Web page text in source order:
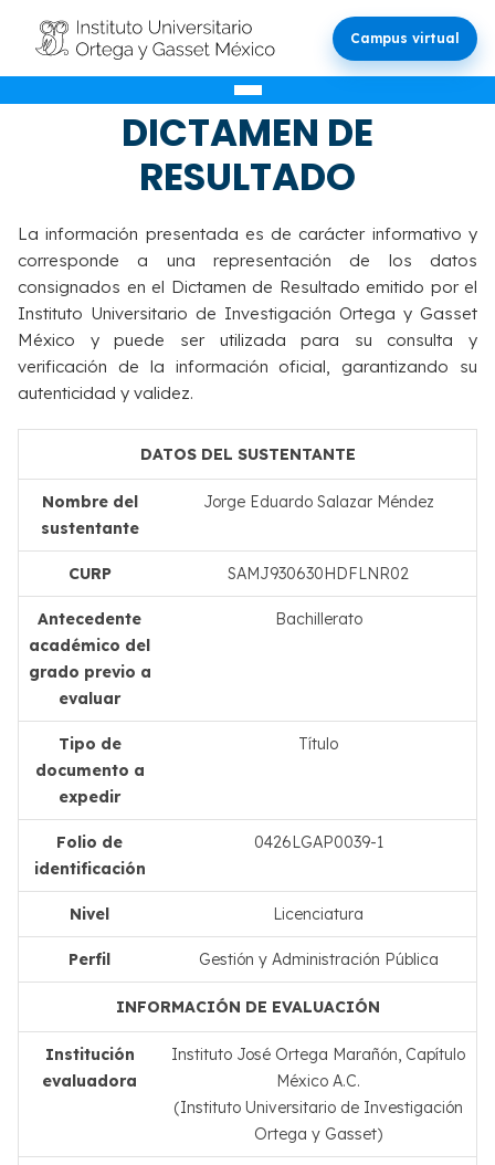
Campus virtual
VALIDACIÓN DEL
DICTAMEN DE
RESULTADO
La información presentada es de carácter informativo y
corresponde a una representación de los datos
consignados en el Dictamen de Resultado emitido por el
Instituto Universitario de Investigación Ortega y Gasset
México y puede ser utilizada para su consulta y
verificación de la información oficial, garantizando su
autenticidad y validez.
DATOS DEL SUSTENTANTE
Nombre del
sustentante
Jorge Eduardo Salazar Méndez
CURP SAMJ930630HDFLNR02
Antecedente
académico del
grado previo a
evaluar
Bachillerato
Tipo de
documento a
expedir
Título
Folio de
identificación
0426LGAP0039-1
Nivel Licenciatura
Perfil Gestión y Administración Pública
INFORMACIÓN DE EVALUACIÓN
Institución
evaluadora
Instituto José Ortega Marañón, Capítulo
México A.C.
(Instituto Universitario de Investigación
Ortega y Gasset)